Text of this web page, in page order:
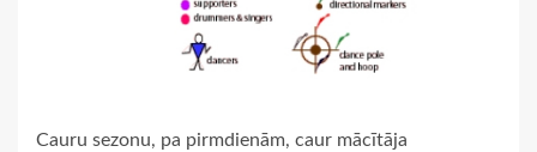
Cauru sezonu, pa pirmdienām, caur mācītāja